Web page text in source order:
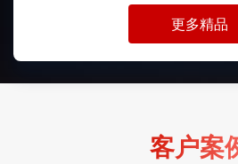
更多精品
客户案